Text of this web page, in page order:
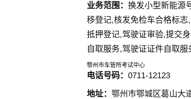
业务范围： 换发小型新能源
移登记,核发免检车合格标
抵押登记,驾驶证审验,提交
自取服务,驾驶证证件自取
鄂州市车管所考试中心
电话号码： 0711-12123
地址： 鄂州市鄂城区葛山大